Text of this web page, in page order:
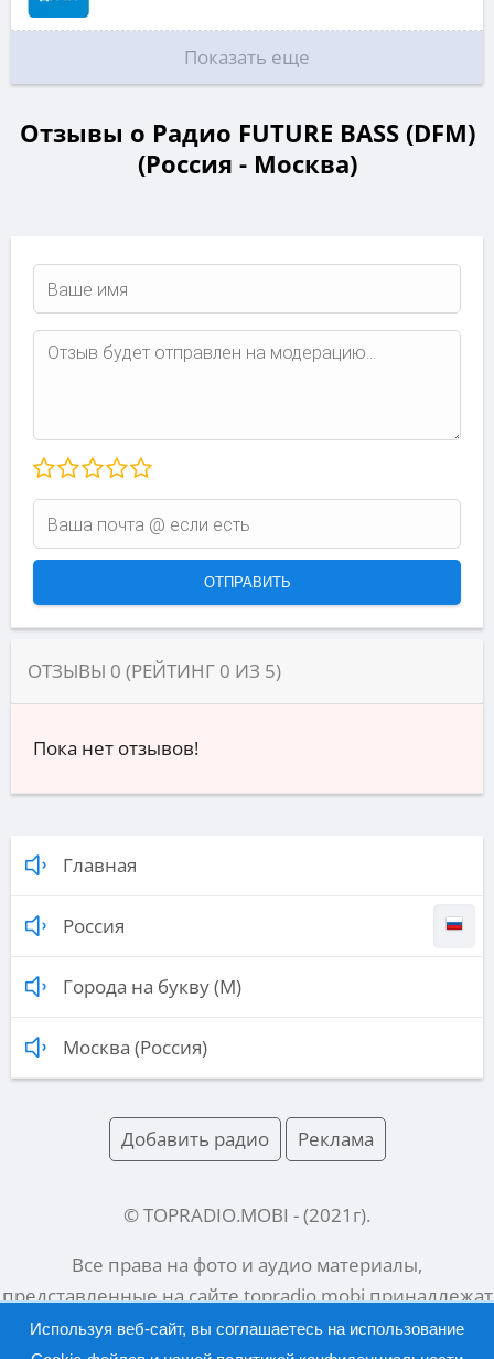
Показать еще
Отзывы о Радио FUTURE BASS (DFM)
(Россия - Москва)
ОТЗЫВЫ 0 (РЕЙТИНГ 0 ИЗ 5)
Пока нет отзывов!
Главная
Россия
Города на букву (М)
Москва (Россия)
Добавить радио Реклама
© TOPRADIO.MOBI - (2021 г).
Все права на фото и аудио материалы,
представленные на сайтеtopradio.mobiпринадлежат
их законным владельцам.
Используя веб-сайт, вы соглашаетесь на использование